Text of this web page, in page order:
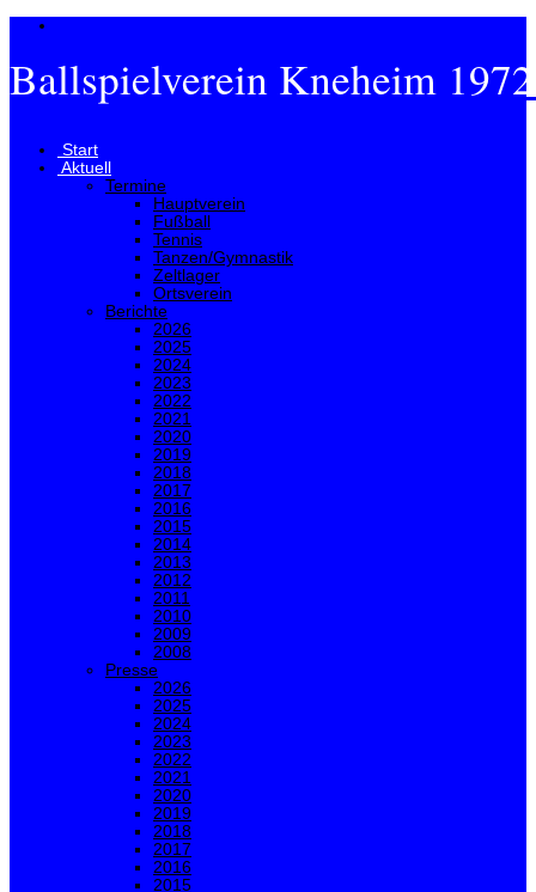
Ballspielverein Kneheim
Start
Aktuell
Termine
Hauptverein
Fußball
Tennis
Tanzen/Gymnastik
Zeltlager
Ortsverein
Berichte
2026
2025
2024
2023
2022
2021
2020
2019
2018
2017
2016
2015
2014
2013
2012
2011
2010
2009
2008
Presse
2026
2025
2024
2023
2022
2021
2020
2019
2018
2017
2016
2015